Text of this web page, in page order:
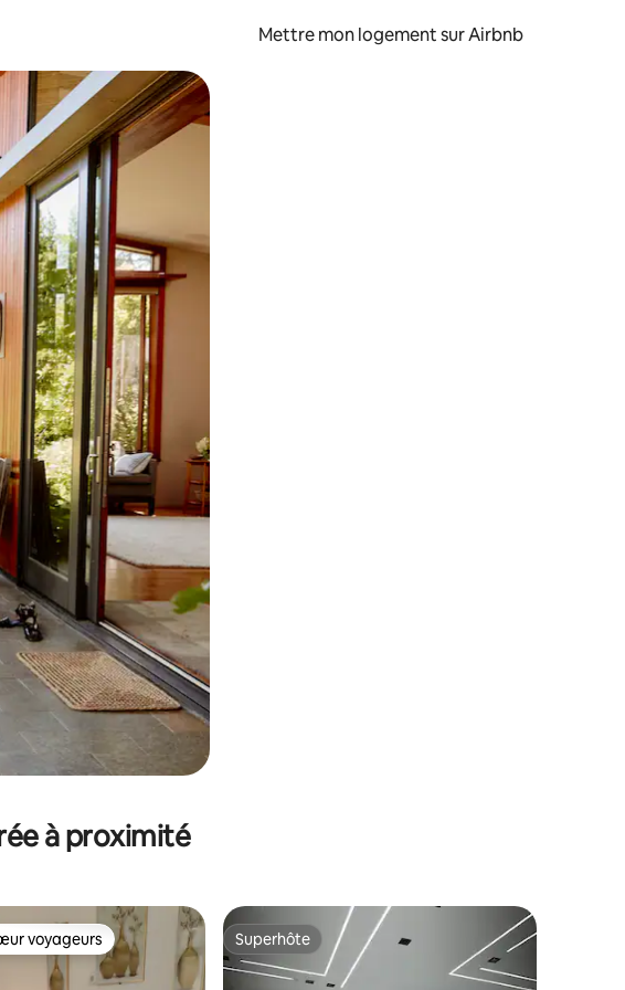
Mettre mon logement sur Airbnb
et en faisant glisser.
à proximité
voyageurs les plus appréciés
voyageurs Superhôte
Superhôte